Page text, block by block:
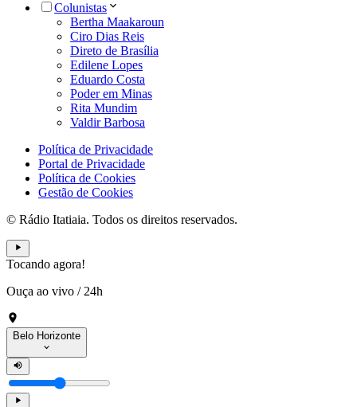
Colunistas
Bertha Maakaroun
Ciro Dias Reis
Direto de Brasília
Edilene Lopes
Eduardo Costa
Poder em Minas
Rita Mundim
Valdir Barbosa
Política de Privacidade
Portal de Privacidade
Política de Cookies
Gestão de Cookies
© Rádio Itatiaia. Todos os direitos reservados.
Tocando agora!
Ouça ao vivo / 24h
Belo Horizonte